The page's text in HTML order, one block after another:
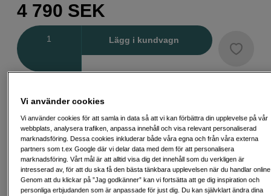
4 790 SEK
Lägg i kundvagn
Exempel: 48 mån, 166 SEK/mån, totalt 8 547 SEK, effektiv ränta 10,45 %
Startavgift 579 SEK, aviavgift 45 SEK/mån tillkommer
Att låna kostar pengar! Om du inte kan betala tillbaka skulden i tid
riskerar du en betalningsanmärkning. Det kan leda till svårigheter att få hyra
bostad, teckna abonnemang och få nya lån. För stöd, vänd dig till budget-
och skuldrådgivningen i din kommun. Kontaktuppgifter finns på
konsumentverket.se (öppnas i ny flik)
Vi använder cookies
Vi använder cookies för att samla in data så att vi kan förbättra din upplevelse på vår
webbplats, analysera trafiken, anpassa innehåll och visa relevant personaliserad
marknadsföring. Dessa cookies inkluderar både våra egna och från våra externa
partners som t.ex Google där vi delar data med dem för att personalisera
marknadsföring. Vårt mål är att alltid visa dig det innehåll som du verkligen är
intresserad av, för att du ska få den bästa tänkbara upplevelsen när du handlar
Genom att du klickar på ”Jag godkänner” kan vi fortsätta att ge dig inspiration och
personliga erbjudanden som är anpassade för just dig. Du kan självklart ändra dina